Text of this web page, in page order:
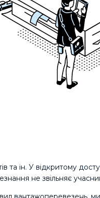
та ін. У відкритому
не звільняє